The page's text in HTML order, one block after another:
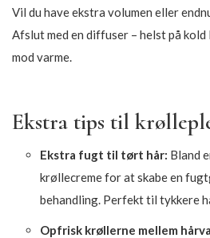
Vil du have ekstra volumen eller
Afslut med en diffuser – helst på
mod varme.
Ekstra tips til
Ekstra fugt til tørt hår: Bland
krøllecreme for at skabe en
behandling. Perfekt til tykkere
Opfrisk krøllerne mellem